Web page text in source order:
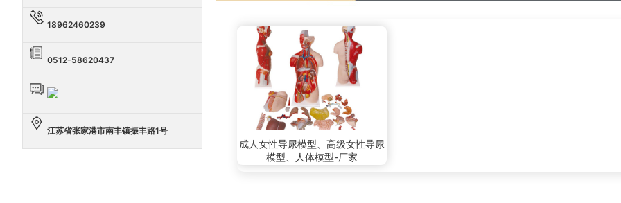
成人女性导尿模型、高级女性导尿
模型、人体模型-厂家
18962460239
0512-58620437
江苏省张家港市南丰镇振丰路1号